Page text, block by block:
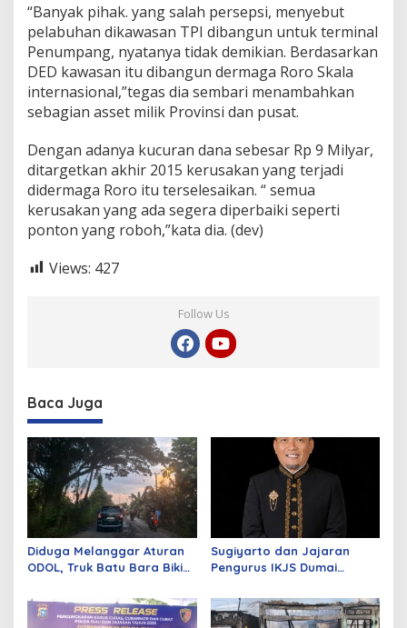
“Banyak pihak. yang salah persepsi, menyebut
pelabuhan dikawasan TPI dibangun untuk terminal
Penumpang, nyatanya tidak demikian. Berdasarkan
DED kawasan itu dibangun dermaga Roro Skala
internasional,”tegas dia sembari menambahkan
sebagian asset milik Provinsi dan pusat.
Dengan adanya kucuran dana sebesar Rp 9 Milyar,
ditargetkan akhir 2015 kerusakan yang terjadi
didermaga Roro itu terselesaikan. “ semua
kerusakan yang ada segera diperbaiki seperti
ponton yang roboh,”kata dia. (dev)
Views: 427
Follow Us
Baca Juga
Diduga Melanggar Aturan
ODOL, Truk Batu Bara Bikin
Parah
Sugiyarto dan Jajaran
Pengurus IKJS Dumai
Rabu Besok